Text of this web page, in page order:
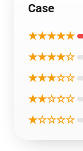
Case
★★★★★
★★★★☆
★★★☆☆
★★☆☆☆
★☆☆☆☆